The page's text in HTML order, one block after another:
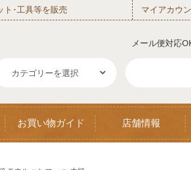
ト･工具等を販売 マイアカウ
メール便対応
お買い物ガイド 店舗情報